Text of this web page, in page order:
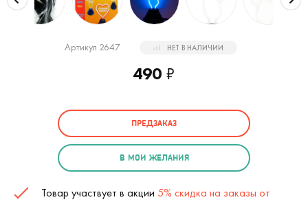
Артикул 2647 НЕТ В НАЛИЧИИ
490 ₽
ПРЕДЗАКАЗ
В МОИ ЖЕЛАНИЯ
Товар участвует в акции 5% скидка на заказы от